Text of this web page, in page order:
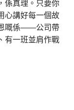
係真理。只要你
心講好每一個故
嘅係——公司帶
有一班並肩作戰